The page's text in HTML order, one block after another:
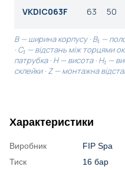
VKDIC063F 63 50
B — ширина корпусу · B₁ —
· C₁ — відстань між торцями
патрубка · H — висота · H₁ —
склейки · Z — монтажна
Характеристики
Виробник
FIP Spa
Тиск
16 бар